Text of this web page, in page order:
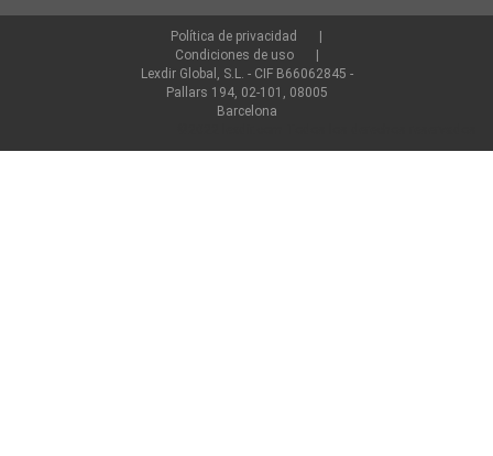
Política de privacidad
Condiciones de uso
Lexdir Global, S.L. - CIF B66062845 -
Pallars 194, 02-101, 08005
Barcelona